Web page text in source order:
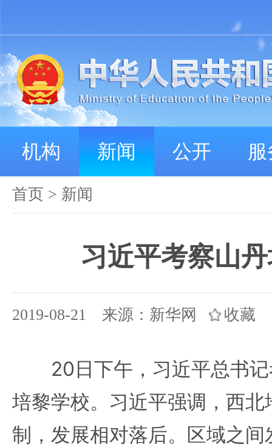
机构 新闻 公开
首页 > 新闻
习近平考察山
2019-08-21 来源：新华网 收藏
20日下午，习近平总书记
培黎学校。习近平强调，西
制，发展相对落后。区域之